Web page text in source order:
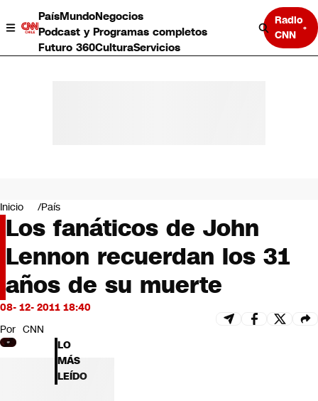
PaísMundoNegocios
Podcast y Programas completos
Futuro 360CulturaServicios
Radio
CNN
Negocios
Deportes
Programas completos
Cultura
Servicios
Bits
CNN tiempo
Futuro 360
Opinión
Inicio País
Los fanáticos de John
Lennon recuerdan los 31
años de su muerte
08- 12- 2011 18:40
Por CNN
LO
MÁS
LEÍDO